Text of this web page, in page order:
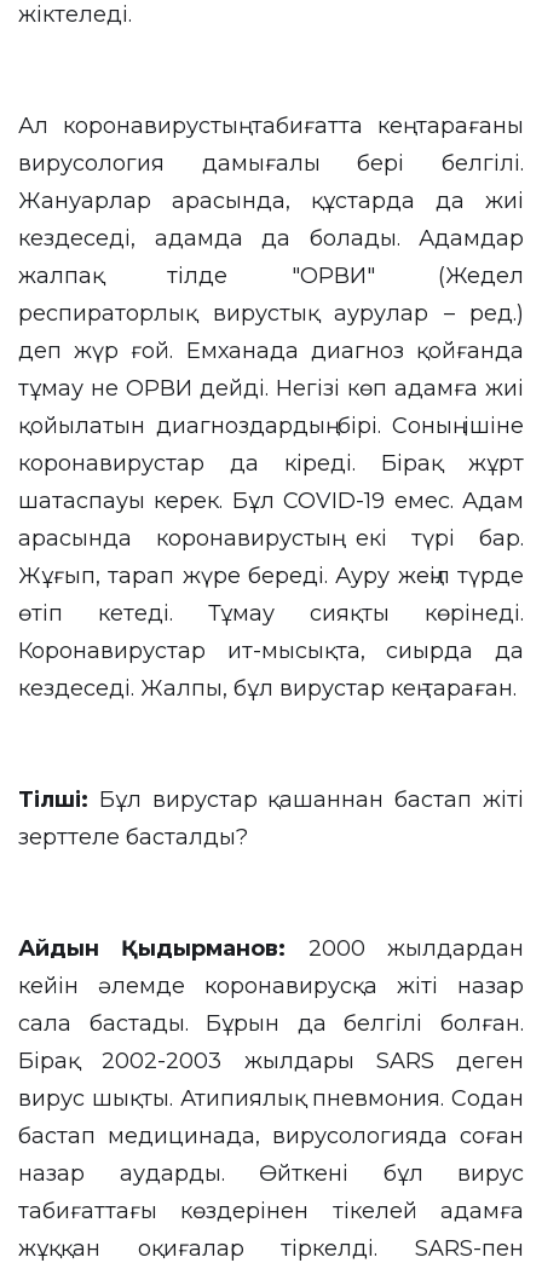
жіктеледі.
Ал коронавирустың табиғатта кең тарағаны
вирусология дамығалы бері белгілі.
Жануарлар арасында, құстарда да жиі
кездеседі, адамда да болады. Адамдар
жалпақ тілде "ОРВИ" (Жедел
респираторлық вирустық аурулар – ред.)
деп жүр ғой. Емханада диагноз қойғанда
тұмау не ОРВИ дейді. Негізі көп адамға жиі
қойылатын диагноздардың бірі. Соның ішіне
коронавирустар да кіреді. Бірақ жұрт
шатаспауы керек. Бұл COVID-19 емес. Адам
арасында коронавирустың екі түрі бар.
Жұғып, тарап жүре береді. Ауру жеңіл түрде
өтіп кетеді. Тұмау сияқты көрінеді.
Коронавирустар ит-мысықта, сиырда да
кездеседі. Жалпы, бұл вирустар кең тараған.
Тілші: Бұл вирустар қашаннан бастап жіті
зерттеле басталды?
Айдын Қыдырманов: 2000 жылдардан
кейін әлемде коронавирусқа жіті назар
сала бастады. Бұрын да белгілі болған.
Бірақ 2002-2003 жылдары SARS деген
вирус шықты. Атипиялық пневмония. Содан
бастап медицинада, вирусологияда соған
назар аударды. Өйткені бұл вирус
табиғаттағы көздерінен тікелей адамға
жұққан оқиғалар тіркелді. SARS-пен